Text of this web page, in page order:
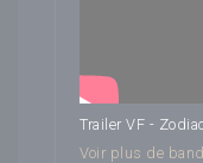
Trailer VF -
Voir plus de